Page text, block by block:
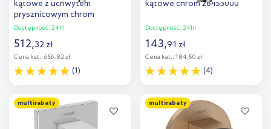
kątowe z uchwytem
prysznicowym chrom
26888000
Dostępność: 24h!
512,32 zł
Cena kat.: 656,82 zł
(1)
kątowe chrom 26453000
Dostępność: 24h!
143,91 zł
Cena kat.: 184,50 zł
(4)
multirabaty multirabaty